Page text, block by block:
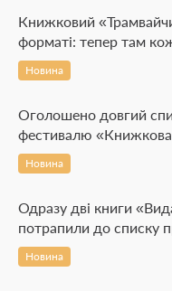
Книжковий
форматі: тепер там
Новина
Оголошено довгий
фестивалю «Книжкова
Новина
Одразу дві книги
потрапили до списку
Новина